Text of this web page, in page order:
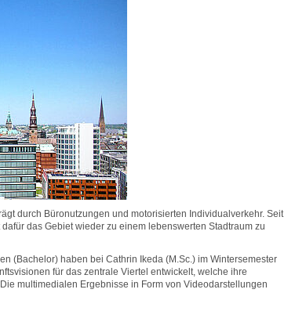
durch Büronutzungen und motorisierten Individualverkehr. Seit
das Gebiet wieder zu einem lebenswerten Stadtraum zu
(Bachelor) haben bei Cathrin Ikeda (M.Sc.) im Wintersemester
für das zentrale Viertel entwickelt, welche ihre
multimedialen Ergebnisse in Form von Videodarstellungen